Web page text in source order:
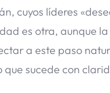
cuyos líderes
es otra, aunque
a este paso
que sucede con